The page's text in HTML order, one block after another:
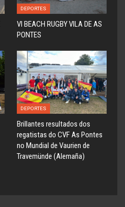
DEPORTES
VI BEACH RUGBY VILA DE AS
PONTES
DEPORTES
Brillantes resultados dos
regatistas do CVF As Pontes
no Mundial de Vaurien de
Travemünde (Alemaña)